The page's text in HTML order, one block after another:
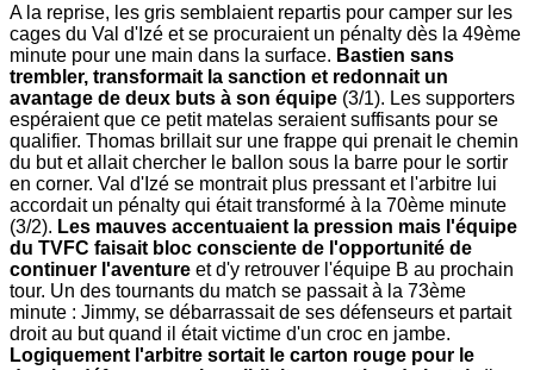
A la reprise, les gris semblaient repartis pour camper sur les
cages du Val d'Izé et se procuraient un pénalty dès la 49ème
minute pour une main dans la surface. Bastien sans
trembler, transformait la sanction et redonnait un
avantage de deux buts à son équipe (3/1). Les supporters
espéraient que ce petit matelas seraient suffisants pour se
qualifier. Thomas brillait sur une frappe qui prenait le chemin
du but et allait chercher le ballon sous la barre pour le sortir
en corner. Val d'Izé se montrait plus pressant et l'arbitre lui
accordait un pénalty qui était transformé à la 70ème minute
(3/2). Les mauves accentuaient la pression mais l'équipe
du TVFC faisait bloc consciente de l'opportunité de
continuer l'aventure et d'y retrouver l'équipe B au prochain
tour. Un des tournants du match se passait à la 73ème
minute : Jimmy, se débarrassait de ses défenseurs et partait
droit au but quand il était victime d'un croc en jambe.
Logiquement l'arbitre sortait le carton rouge pour le